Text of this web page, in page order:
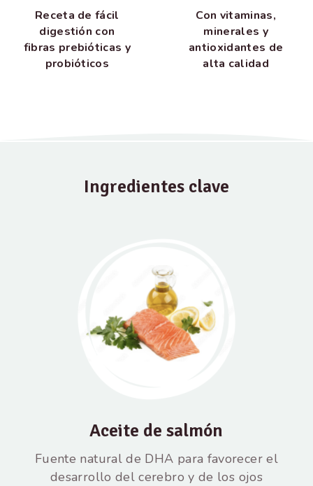
Receta de fácil
digestión con
fibras prebióticas y
probióticos
Con vitaminas,
minerales y
antioxidantes de
alta calidad
Ingredientes clave
Aceite de salmón
Fuente natural de DHA para favorecer el
desarrollo del cerebro y de los ojos